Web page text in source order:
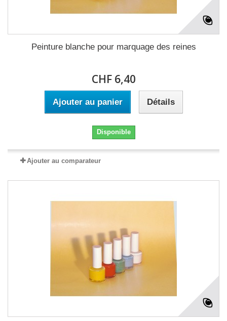
Peinture blanche pour marquage des reines
CHF 6,40
Ajouter au panier Détails
Disponible
Ajouter au comparateur